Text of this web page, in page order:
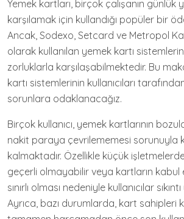
Yemek kartları, birçok çalışanın günlük
karşılamak için kullandığı popüler bir
Ancak, Sodexo, Setcard ve Metropol
olarak kullanılan yemek kartı
zorluklarla karşılaşabilmektedir. Bu
kartı sistemlerinin kullanıcıları
sorunlara odaklanacağız.
Birçok kullanıcı, yemek kartlarının
nakit paraya çevrilememesi sorunuyla
kalmaktadır. Özellikle küçük
geçerli olmayabilir veya kartların kabul
sınırlı olması nedeniyle kullanıcılar
Ayrıca, bazı durumlarda, kart sahipleri